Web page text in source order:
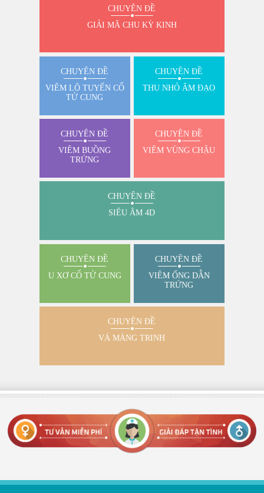
CHUYÊN ĐỀ
GIẢI MÃ CHU KỲ KINH
CHUYÊN ĐỀ
VIÊM LỘ TUYẾN CỔ
TỬ CUNG
CHUYÊN ĐỀ
THU NHỎ ÂM ĐẠO
CHUYÊN ĐỀ
VIÊM BUỒNG
TRỨNG
CHUYÊN ĐỀ
VIÊM VÙNG CHẬU
CHUYÊN ĐỀ
SIÊU ÂM 4D
CHUYÊN ĐỀ
U XƠ CỔ TỬ CUNG
CHUYÊN ĐỀ
VIÊM ỐNG DẪN
TRỨNG
CHUYÊN ĐỀ
VÁ MÀNG TRINH